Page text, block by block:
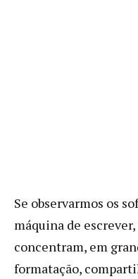
Se observarmos os
máquina de
concentram, em
formatação,